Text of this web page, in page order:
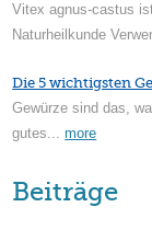
Vitex agnus-castus
Naturheilkunde
Die 5 wichtigsten
Gewürze sind das,
gutes...more
Beiträge